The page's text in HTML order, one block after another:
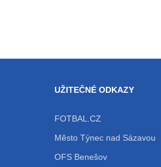
UŽITEČNÉ ODKAZY
FOTBAL.CZ
Město Týnec nad Sázavou
OFS Benešov